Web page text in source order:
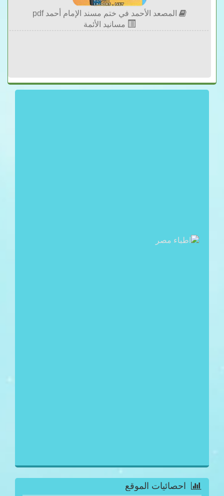
المصعد الأحمد في ختم مسند الإمام أحمد pdf
مسانيد الأئمة
احصائيات الموقع